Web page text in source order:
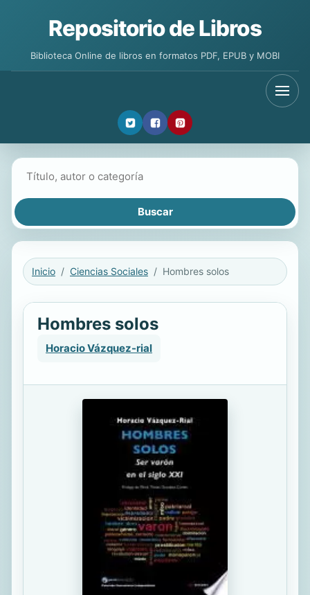
Repositorio de Libros
Biblioteca Online de libros en formatos PDF, EPUB y MOBI
Inicio Ciencias Sociales Hombres solos
Hombres solos
Horacio Vázquez-rial